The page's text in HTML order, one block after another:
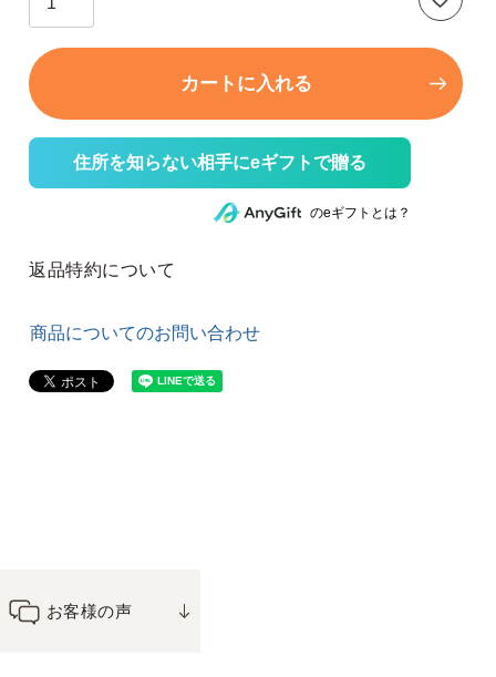
カートに入れる
住所を知らない相手にeギフトで贈る
のeギフトとは？
返品特約について
商品についてのお問い合わせ
お客様の声